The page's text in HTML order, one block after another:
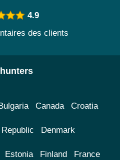
4.9
des clients
Bulgaria Canada Croatia
Denmark
Estonia Finland France